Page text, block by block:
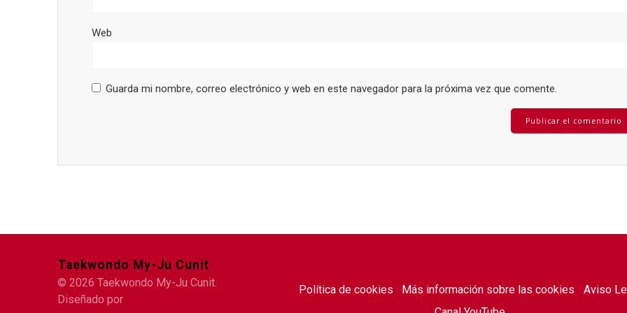
Web
Guarda mi nombre, correo electrónico y web en este navegador para la próxima vez que comente.
Taekwondo My-Ju Cunit
© 2026 Taekwondo My-Ju Cunit.
Diseñado por
Política de cookies Más información sobre las cookies
Aviso